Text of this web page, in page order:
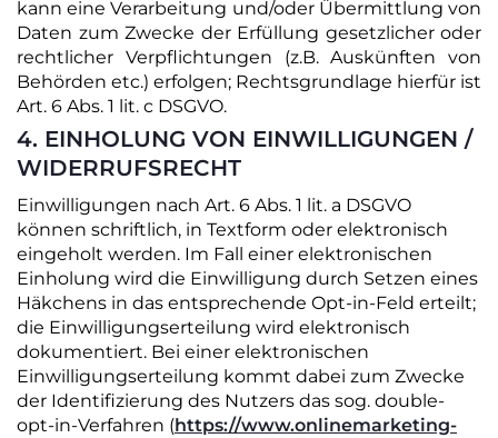
kann eine Verarbeitung und/oder Übermittlung von
Daten zum Zwecke der Erfüllung gesetzlicher oder
rechtlicher Verpflichtungen (z.B. Auskünften von
Behörden etc.) erfolgen; Rechtsgrundlage hierfür ist
Art. 6 Abs. 1 lit. c DSGVO.
4. EINHOLUNG VON EINWILLIGUNGEN /
WIDERRUFSRECHT
Einwilligungen nach Art. 6 Abs. 1 lit. a DSGVO
können schriftlich, in Textform oder elektronisch
eingeholt werden. Im Fall einer elektronischen
Einholung wird die Einwilligung durch Setzen eines
Häkchens in das entsprechende Opt-in-Feld erteilt;
die Einwilligungserteilung wird elektronisch
dokumentiert. Bei einer elektronischen
Einwilligungserteilung kommt dabei zum Zwecke
der Identifizierung des Nutzers das sog. double-
opt-in-Verfahren (https://www.onlinemarketing-